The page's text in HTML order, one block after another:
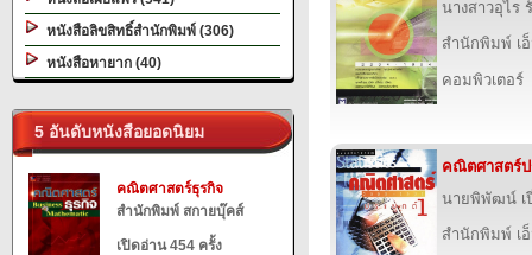
หนังสือลิขสิทธิ์สำนักพิมพ์ (306)
หนังสือหายาก (40)
5 อันดับหนังสือยอดนิยม
คณิตศาสตร์ธุรกิจ
สำนักพิมพ์ สกายบุ๊คส์
เปิดอ่าน 454 ครั้ง
นางสาวอุไร
สำนักพิมพ์ เ
คอมพิวเตอร์
คณิตศาสตร์ป
นายพิพัฒน์ เ
สำนักพิมพ์ เ